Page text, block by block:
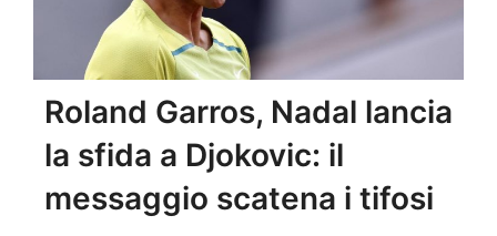
Roland Garros, Nadal lancia
la sfida a Djokovic: il
messaggio scatena i tifosi